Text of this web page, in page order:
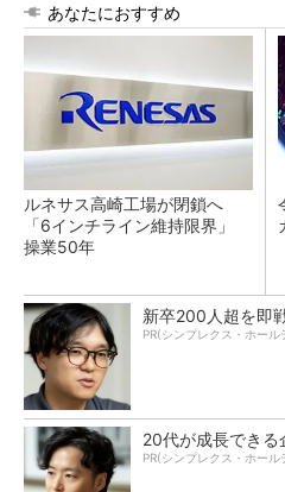
あなたにおすすめ
ルネサス高崎工場が閉鎖へ
「6インチライン維持限界」
操業50年
新卒200人超を即
PR(シンプレクス・ホール
20代が成長できる
PR(シンプレクス・ホール